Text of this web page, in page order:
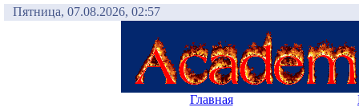
Пятница, 07.08.2026, 02:57
Главная